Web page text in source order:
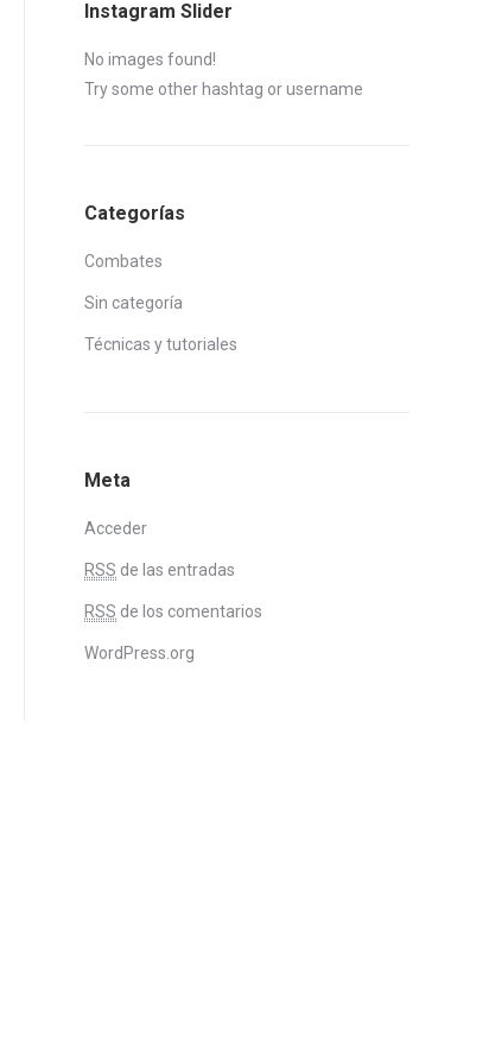
Instagram Slider
No images found!
Try some other hashtag or username
Categorías
Combates
Sin categoría
Técnicas y tutoriales
Meta
Acceder
RSS de las entradas
RSS de los comentarios
WordPress.org